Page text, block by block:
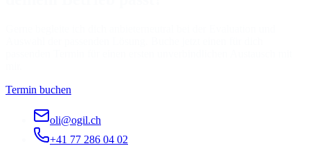
Termin buchen
oli@ogil.ch
+41 77 286 04 02